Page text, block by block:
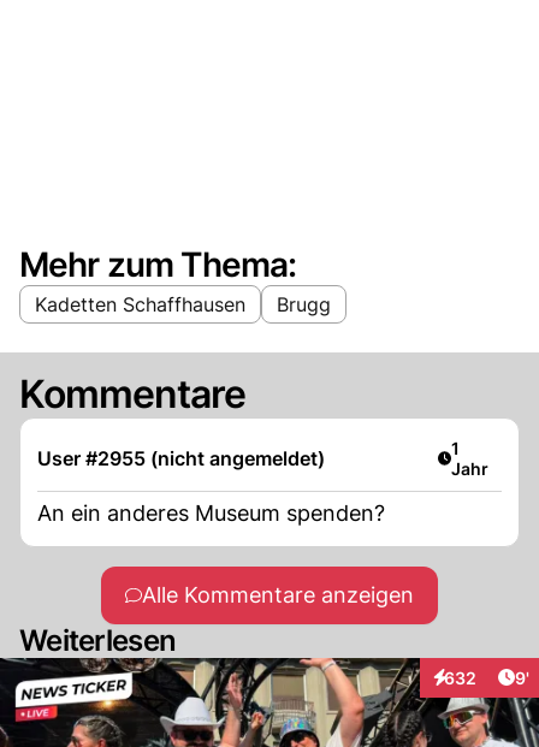
Mehr zum Thema:
Kadetten Schaffhausen Brugg
Kommentare
User #2955 (nicht angemeldet) Artikel
1
Jahr
An ein anderes Museum spenden?
Alle Kommentare anzeigen
Weiterlesen
632
Interaktionen
9'